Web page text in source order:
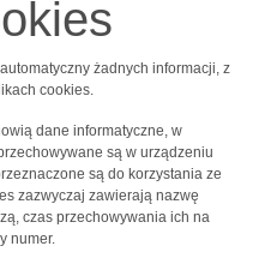
żadnych informacji, z
cookies.
dane informatyczne, w
są w urządzeniu
są do korzystania ze
zazwyczaj zawierają nazwę
czas przechowywania ich na
numer.